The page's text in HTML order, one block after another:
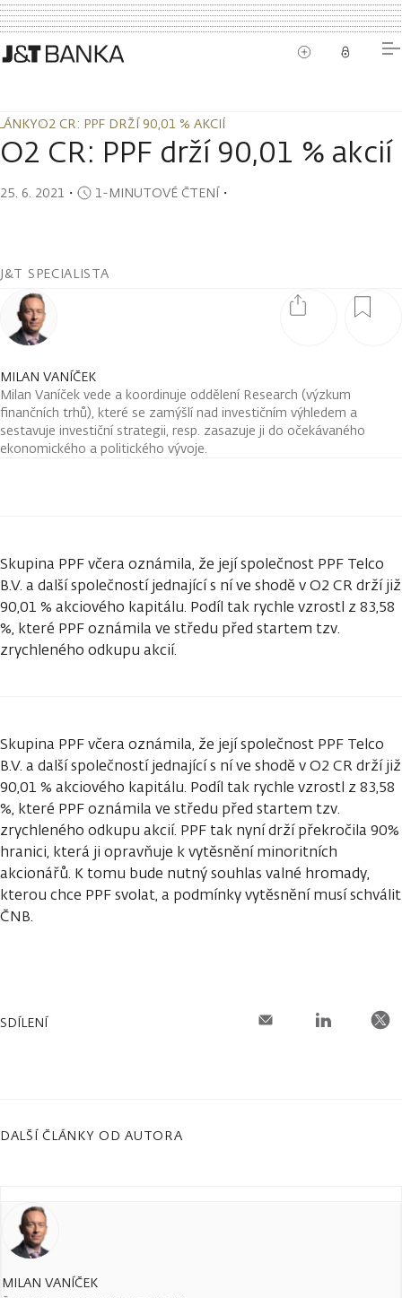
O2 CR: PPF DRŽÍ 90,01 % AKCIÍ
O2 CR: PPF DRŽÍ 90,01 % AKCIÍ
O2 CR: PPF drží 90,01 % akcií
25. 6. 2021 ・ 1-MINUTOVÉ ČTENÍ・
J&T SPECIALISTA
MILAN VANÍČEK
Milan Vaníček vede a koordinuje oddělení Research (výzkum
finančních trhů), které se zamýšlí nad investičním výhledem a
sestavuje investiční strategii, resp. zasazuje ji do očekávaného
ekonomického a politického vývoje.
Skupina PPF včera oznámila, že její společnost PPF Telco
B.V. a další společností jednající s ní ve shodě v O2 CR drží již
90,01 % akciového kapitálu. Podíl tak rychle vzrostl z 83,58
%, které PPF oznámila ve středu před startem tzv.
zrychleného odkupu akcií.
Skupina PPF včera oznámila, že její společnost PPF Telco
B.V. a další společností jednající s ní ve shodě v O2 CR drží již
90,01 % akciového kapitálu. Podíl tak rychle vzrostl z 83,58
%, které PPF oznámila ve středu před startem tzv.
zrychleného odkupu akcií. PPF tak nyní drží překročila 90%
hranici, která ji opravňuje k vytěsnění minoritních
akcionářů. K tomu bude nutný souhlas valné hromady,
kterou chce PPF svolat, a podmínky vytěsnění musí schválit
ČNB.
SDÍLENÍ
DALŠÍ ČLÁNKY OD AUTORA
MILAN VANÍČEK